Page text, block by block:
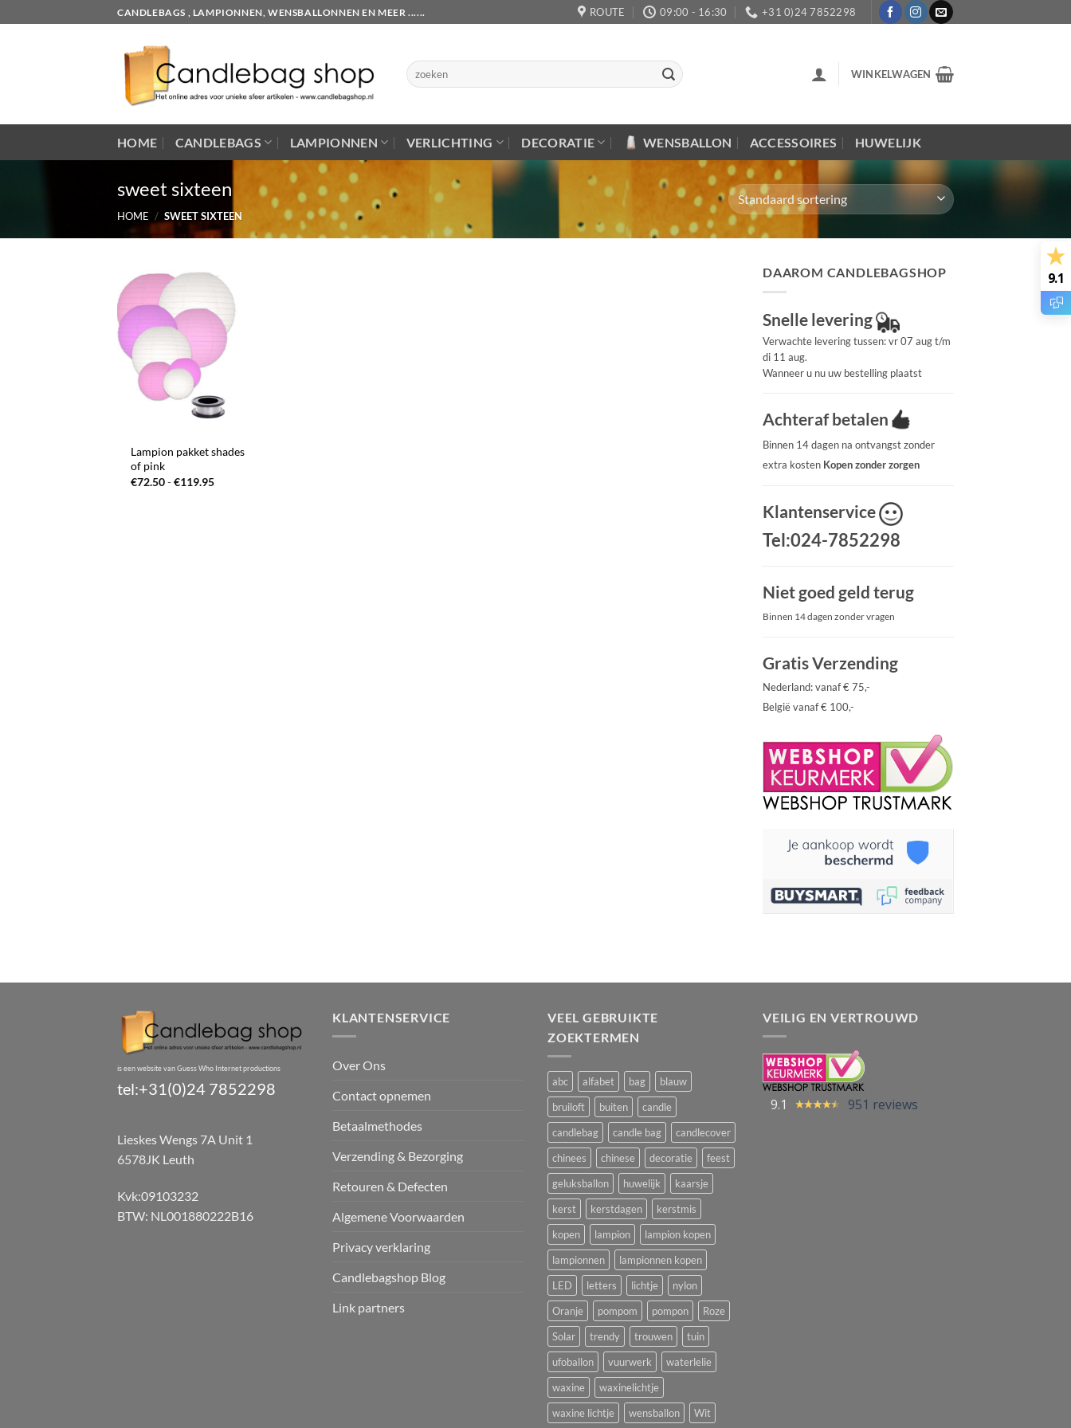
to
CANDLEBAGS , LAMPIONNEN, WENSBALLONNEN EN MEER ...... ROUTE 09:00 - 16:30 +31 0)24 7852298
Zoeken
naar:
WINKELWAGEN
HOME CANDLEBAGS LAMPIONNEN VERLICHTING DECORATIE WENSBALLON ACCESSOIRES HUWELIJK
sweet sixteen
HOME / SWEET SIXTEEN
Lampion pakket shades
of pink
€72.50-€119.95Prijsklasse:
DAAROM CANDLEBAGSHOP
Snelle levering
Verwachte levering tussen: vr 07 aug t/m
di 11 aug.
Wanneer u nu uw bestelling plaatst
Achteraf betalen
Binnen 14 dagen na ontvangst zonder
extra kosten Kopen zonder zorgen
Klantenservice
Tel:024-7852298
Niet goed geld terug
Binnen 14 dagen zonder vragen
Gratis Verzending
Nederland: vanaf € 75,-
België vanaf € 100,-
is een website van Guess Who Internet productions
tel:+31(0)24 7852298
Lieskes Wengs 7A Unit 1
6578JK Leuth
Kvk:09103232
BTW: NL001880222B16
KLANTENSERVICE
Over Ons
Contact opnemen
Betaalmethodes
Verzending & Bezorging
Retouren & Defecten
Algemene Voorwaarden
Privacy verklaring
Candlebagshop Blog
Link partners
VEEL GEBRUIKTE
ZOEKTERMEN
abc alfabet bag
blauw
bruiloft
buiten
candle
candlebag
candle bag
candlecover
chinees
chinese decoratie
feest
geluksballon
huwelijk
kaarsje
kerst
kerstdagen
kerstmis
kopen
lampion
lampion kopen
lampionnen
lampionnen kopen
LED
letters lichtje
nylon
Oranje
pompom pompon
Roze
Solar
trendy trouwen
tuin
ufoballon
vuurwerk
waterlelie
waxine
waxinelichtje
waxine lichtje
wensballon Wit
VEILIG EN VERTROUWD
9.1 951 reviews
9.1